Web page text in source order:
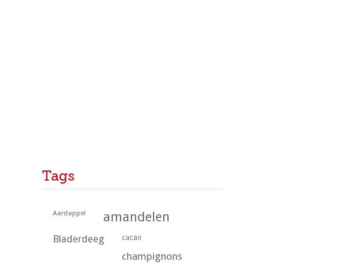
Tags
Aardappel amandelen
Bladerdeeg cacao
champignons